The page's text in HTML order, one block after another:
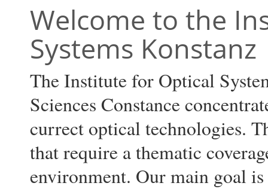
Welcome to the
Systems Konstanz
The Institute for Optical
Sciences Constance
currect optical technologies.
that require a thematic
environment. Our main goal